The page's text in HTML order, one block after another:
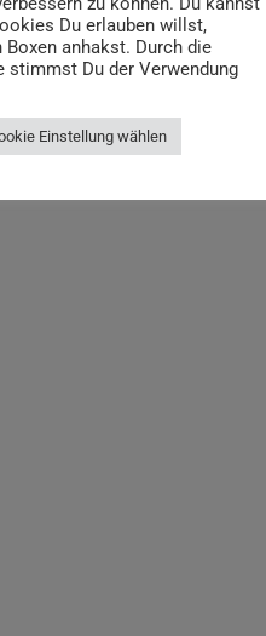
| 10 h
Du erlauben willst,
anhakst. Durch die
stimmst Du der Verwendung
Einstellung wählen